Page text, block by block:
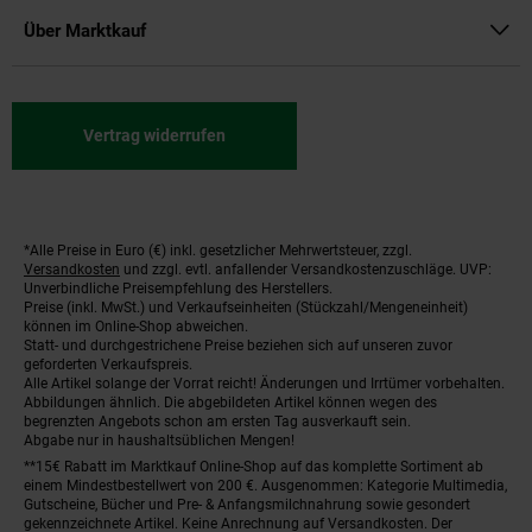
Über Marktkauf
Vertrag widerrufen
Fußnoten
*Alle Preise in Euro (€) inkl. gesetzlicher Mehrwertsteuer, zzgl.
Versandkosten und zzgl. evtl. anfallender Versandkostenzuschläge. UVP:
Unverbindliche Preisempfehlung des Herstellers.
Preise (inkl. MwSt.) und Verkaufseinheiten (Stückzahl/Mengeneinheit)
können im Online-Shop abweichen.
Statt- und durchgestrichene Preise beziehen sich auf unseren zuvor
geforderten Verkaufspreis.
Alle Artikel solange der Vorrat reicht! Änderungen und Irrtümer vorbehalten.
Abbildungen ähnlich. Die abgebildeten Artikel können wegen des
begrenzten Angebots schon am ersten Tag ausverkauft sein.
Abgabe nur in haushaltsüblichen Mengen!
**15€ Rabatt im Marktkauf Online-Shop auf das komplette Sortiment ab
einem Mindestbestellwert von 200 €. Ausgenommen: Kategorie Multimedia,
Gutscheine, Bücher und Pre- & Anfangsmilchnahrung sowie gesondert
gekennzeichnete Artikel. Keine Anrechnung auf Versandkosten. Der